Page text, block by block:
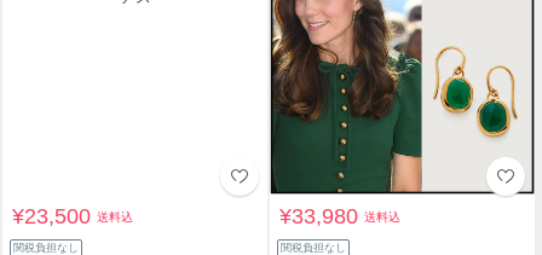
¥23,500送料込
関税負担なし
¥33,980送料込
関税負担なし